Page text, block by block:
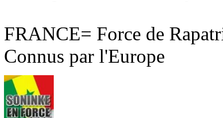
FRANCE= Force de
Connus par l'Europe